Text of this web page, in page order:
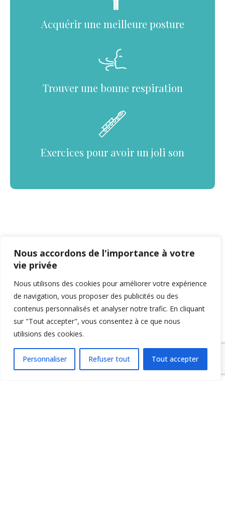
Nous accordons de l'importance à votre
vie privée
Nous utilisons des cookies pour améliorer votre expérience
de navigation, vous proposer des publicités ou des
contenus personnalisés et analyser notre trafic. En cliquant
sur "Tout accepter", vous consentez à ce que nous
utilisions des cookies.
Personnaliser Refuser tout Tout accepter
Acquérir une meilleure posture
Trouver une bonne respiration
Exercices pour avoir un joli son